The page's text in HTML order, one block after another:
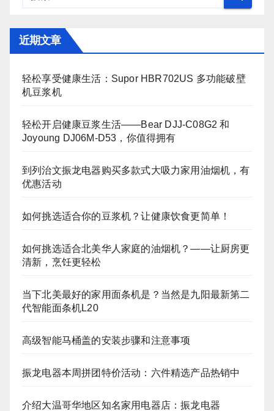
近期文章
轻松享受健康生活：Supor HBR702US 多功能破壁
机豆浆机
轻松开启健康豆浆生活——Bear DJJ‑C08G2 和
Joyoung DJ06M‑D53，你值得拥有
到列治文振龙电器购买多款式大吸力家用油烟机，有
优惠活动
如何挑选适合你的豆浆机？让健康饮食更简单！
如何挑选适合北美华人家庭的油烟机？——让厨房更
清新，烹饪更轻松
当下北美最好的家用面条机是？当然是九阳最新第二
代智能面条机L20
高级智能马桶盖的安装步骤和注意事项
振龙电器本周拼团特价活动：六件精选产品热销中
介绍大温哥华地区知名家用电器店：振龙电器